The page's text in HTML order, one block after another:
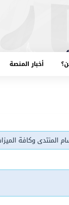
أخبار المنصة
وكافة